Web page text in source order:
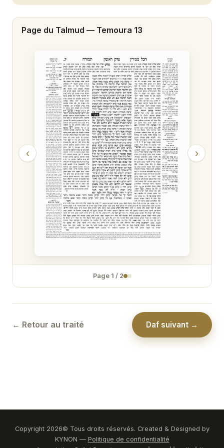
Temoura 20
Temoura 22
Temoura 23
Temoura 24
Temoura 25
Temoura 26
Temoura 27
Temoura 28
Temoura 29
Temoura 30
Temoura 34
Page du Talmud — Temoura 13
‹ ›
Page 1 / 2
← Retour au traité Daf suivant →
Copyright 2026© Tous droits réservés. Created & Designed by
KYNON — Politique de confidentialité